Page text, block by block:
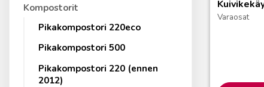
Kompostorit
Pikakompostori 220eco
Pikakompostori 500
Pikakompostori 220 (ennen
2012)
Varaosat